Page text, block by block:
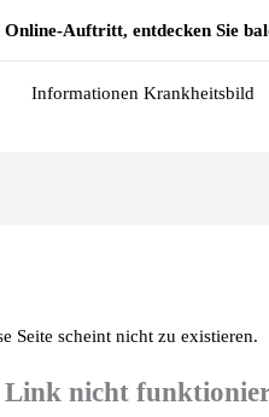
Auftritt, entdecken Sie
Informationen Krankheitsbild
Seite scheint nicht zu existieren.
Link nicht